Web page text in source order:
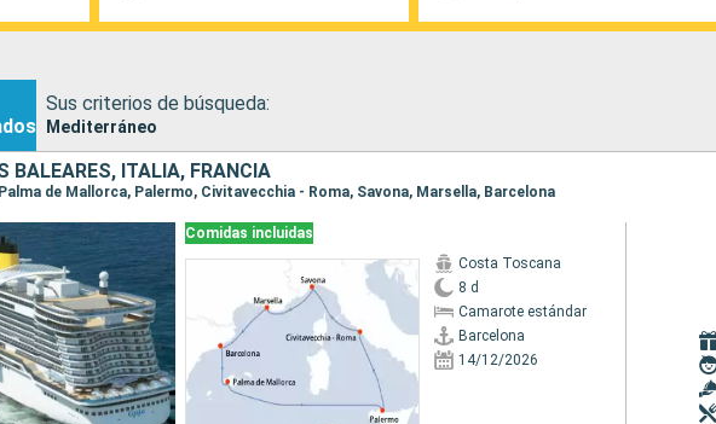
Sus criterios de búsqueda:
Mediterráneo
BALEARES, ITALIA, FRANCIA
de Mallorca, Palermo, Civitavecchia - Roma, Savona, Marsella, Barcelona
Comidas incluidas
Costa Toscana
8 d
Camarote estándar
Barcelona
14/12/2026